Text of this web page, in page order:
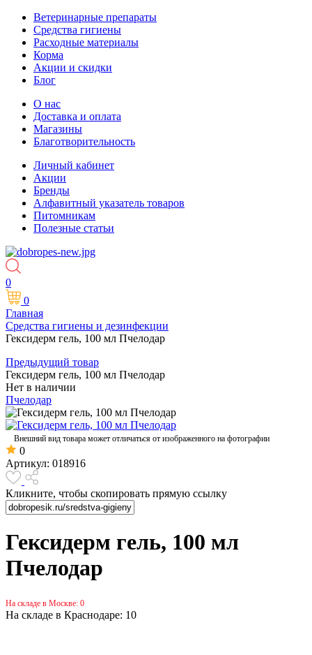
Ветeринарные препараты
Средства гигиены
Расходные материалы
Корма
Акции и скидки
Блог
О нас
Доставка и оплата
Магазины
Благотворительность
Личный кабинет
Акции
Бренды
Алфавитный указатель товаров
Питомникам
Полезные статьи
0
0
Главная
Средства гигиены и дезинфекции
Гексидерм гель, 100 мл Пчелодар
Предыдущий товар
Гексидерм гель, 100 мл Пчелодар
Нет в наличии
Пчелодар
Внешний вид товара может отличаться от изображенного на фотографии
0
Артикул: 018916
Кликните, чтобы скопировать прямую ссылку
Гексидерм гель, 100 мл
Пчелодар
На складе в Москве: 0
На складе в Краснодаре: 10